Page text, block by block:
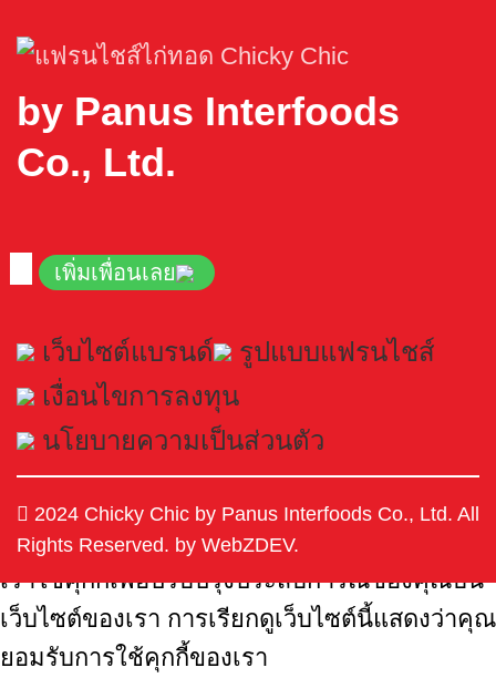
by Panus Interfoods
Co., Ltd.
เพิ่มเพื่อนเลย
เว็บไซต์แบรนด์
รูปแบบแฟรนไชส์
เงื่อนไขการลงทุน
นโยบายความเป็นส่วนตัว
2024 Chicky Chic by Panus Interfoods Co., Ltd. All
Rights Reserved. by WebZDEV.
เราใช้คุกกี้เพื่อปรับปรุงประสบการณ์ของคุณบน
เว็บไซต์ของเรา การเรียกดูเว็บไซต์นี้แสดงว่าคุณ
ยอมรับการใช้คุกกี้ของเรา